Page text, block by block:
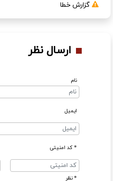
گزارش خطا
ارسال نظر
نام
ایمیل
* کد امنیتی
* نظر